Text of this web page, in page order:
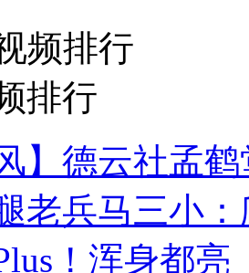
频排行
排行
】德云社孟
老兵马三小
！浑身都亮